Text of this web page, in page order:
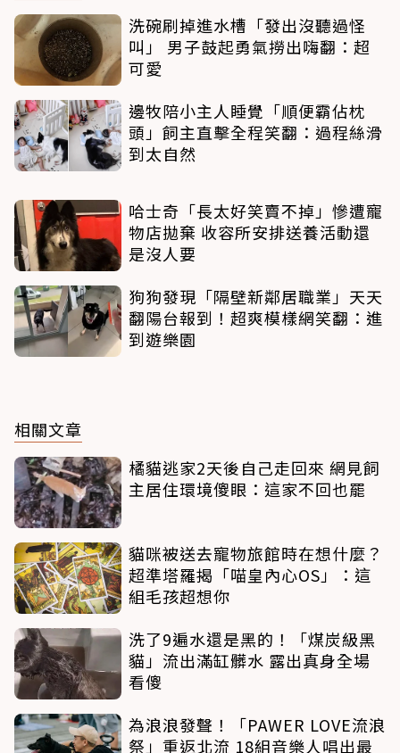
洗碗刷掉進水槽「發出沒聽過怪
叫」 男子鼓起勇氣撈出嗨翻：超
可愛
邊牧陪小主人睡覺「順便霸佔枕
頭」飼主直擊全程笑翻：過程絲滑
到太自然
哈士奇「長太好笑賣不掉」慘遭寵
物店拋棄 收容所安排送養活動還
是沒人要
狗狗發現「隔壁新鄰居職業」天天
翻陽台報到！超爽模樣網笑翻：進
到遊樂園
相關文章
橘貓逃家2天後自己走回來 網見飼
主居住環境傻眼：這家不回也罷
貓咪被送去寵物旅館時在想什麼？
超準塔羅揭「喵皇內心OS」：這
組毛孩超想你
洗了9遍水還是黑的！「煤炭級黑
貓」流出滿缸髒水 露出真身全場
看傻
為浪浪發聲！「PAWER LOVE流浪
祭」重返北流 18組音樂人唱出最